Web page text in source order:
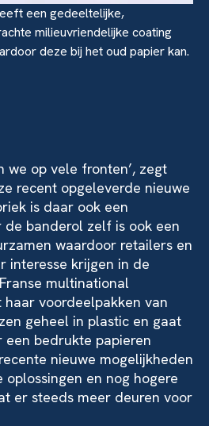
een gedeeltelijke,
milieuvriendelijke coating
deze bij het oud papier kan.
we op vele fronten’, zegt
recent opgeleverde nieuwe
is daar ook een
banderol zelf is ook een
waardoor retailers en
interesse krijgen in de
multinational
voordeelpakken van
geheel in plastic en gaat
een bedrukte papieren
nieuwe mogelijkheden
en nog hogere
er steeds meer deuren voor